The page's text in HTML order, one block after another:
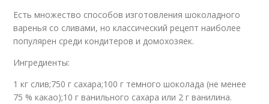
Есть множество способов изготовления шоколадного
варенья со сливами, но классический рецепт наиболее
популярен среди кондитеров и домохозяек.
Ингредиенты:
1 кг слив;750 г сахара;100 г темного шоколада (не менее
75 % какао);10 г ванильного сахара или 2 г ванилина.